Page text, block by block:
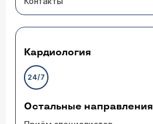
Кардиология
24/7
Остальные направления